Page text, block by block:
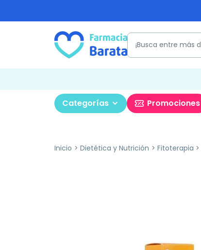
Categorías Promociones
Inicio Dietética y Nutrición Fitoterapia